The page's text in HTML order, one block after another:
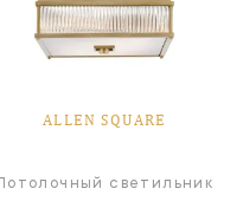
ALLEN SQUARE
Потолочный светильник